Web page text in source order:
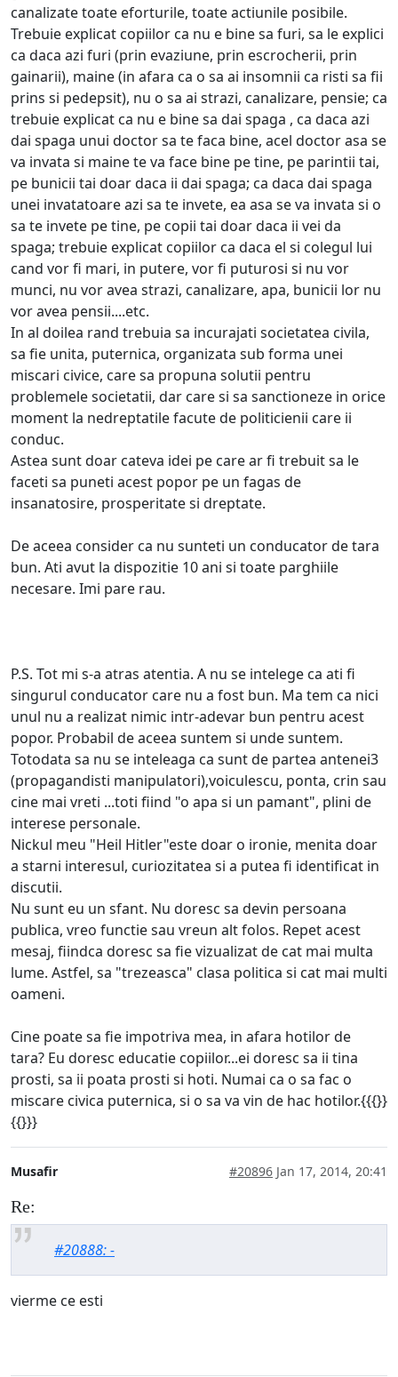
canalizate toate eforturile, toate actiunile posibile.
Trebuie explicat copiilor ca nu e bine sa furi, sa le explici
ca daca azi furi (prin evaziune, prin escrocherii, prin
gainarii), maine (in afara ca o sa ai insomnii ca risti sa fii
prins si pedepsit), nu o sa ai strazi, canalizare, pensie; ca
trebuie explicat ca nu e bine sa dai spaga , ca daca azi
dai spaga unui doctor sa te faca bine, acel doctor asa se
va invata si maine te va face bine pe tine, pe parintii tai,
pe bunicii tai doar daca ii dai spaga; ca daca dai spaga
unei invatatoare azi sa te invete, ea asa se va invata si o
sa te invete pe tine, pe copii tai doar daca ii vei da
spaga; trebuie explicat copiilor ca daca el si colegul lui
cand vor fi mari, in putere, vor fi puturosi si nu vor
munci, nu vor avea strazi, canalizare, apa, bunicii lor nu
vor avea pensii....etc.
In al doilea rand trebuia sa incurajati societatea civila,
sa fie unita, puternica, organizata sub forma unei
miscari civice, care sa propuna solutii pentru
problemele societatii, dar care si sa sanctioneze in orice
moment la nedreptatile facute de politicienii care ii
conduc.
Astea sunt doar cateva idei pe care ar fi trebuit sa le
faceti sa puneti acest popor pe un fagas de
insanatosire, prosperitate si dreptate.
De aceea consider ca nu sunteti un conducator de tara
bun. Ati avut la dispozitie 10 ani si toate parghiile
necesare. Imi pare rau.
P.S. Tot mi s-a atras atentia. A nu se intelege ca ati fi
singurul conducator care nu a fost bun. Ma tem ca nici
unul nu a realizat nimic intr-adevar bun pentru acest
popor. Probabil de aceea suntem si unde suntem.
Totodata sa nu se inteleaga ca sunt de partea antenei3
(propagandisti manipulatori),voiculescu, ponta, crin sau
cine mai vreti ...toti fiind "o apa si un pamant", plini de
interese personale.
Nickul meu "Heil Hitler"este doar o ironie, menita doar
a starni interesul, curiozitatea si a putea fi identificat in
discutii.
Nu sunt eu un sfant. Nu doresc sa devin persoana
publica, vreo functie sau vreun alt folos. Repet acest
mesaj, fiindca doresc sa fie vizualizat de cat mai multa
lume. Astfel, sa "trezeasca" clasa politica si cat mai multi
oameni.
Cine poate sa fie impotriva mea, in afara hotilor de
tara? Eu doresc educatie copiilor...ei doresc sa ii tina
prosti, sa ii poata prosti si hoti. Numai ca o sa fac o
miscare civica puternica, si o sa va vin de hac hotilor.{{{}}
{{}}}
Musafir #20896 Jan 17, 2014, 20:41
Re:
#20888: -
vierme ce esti